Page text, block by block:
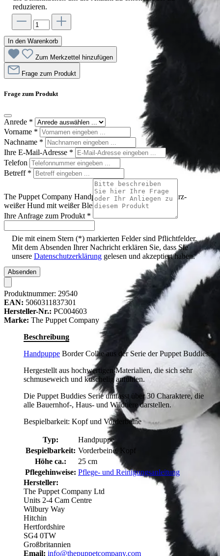
The Puppet Company Handpuppe Border Collie, schwarz-
weißer Hund mit weißer Blesse, Frontansicht
reduzieren.
In den Warenkorb
Zum Merkzettel hinzufügen
Frage zum Produkt
Frage zum Produkt
Anrede *
Vorname *
Nachname *
Ihre E-Mail-Adresse *
Telefon
Betreff *
Ihre Anfrage zum Produkt *
Die mit einem Stern (*) markierten Felder sind Pflichtfelder.
Mit dem Absenden Ihrer Nachricht erklären Sie, dass Sie
unsere Datenschutzerklärung gelesen und akzeptiert haben.
Absenden
Produktnummer: 29540
EAN: 5060311837301
Hersteller-Nr.: PC004603
Marke: The Puppet Company
Beschreibung
Handpuppe Border Collie aus der Serie der Puppet Buddies.
Hergestellt aus hochwertigen Materialien, die sich sehr
schmuseweich und kuschelig anfühlen.
Die Puppet Buddies Serie umfasst über 30 Charaktere, die
alle Bauernhof-, Haus- und Wildtiere darstellen.
Bespielbarkeit: Kopf und Vorderbeine
Typ:
Handpuppe
Bespielbarkeit: Vorderbeine, Kopf
Höhe ca.:
25 cm
Pflegehinweise: Pflege- und Reinigungsanleitung
Hersteller:
The Puppet Company Ltd
Units 2-4 Cam Centre
Wilbury Way
Hitchin
Hertfordshire
SG4 0TW
Großbritannien
Email: info@thepuppetcompany.com